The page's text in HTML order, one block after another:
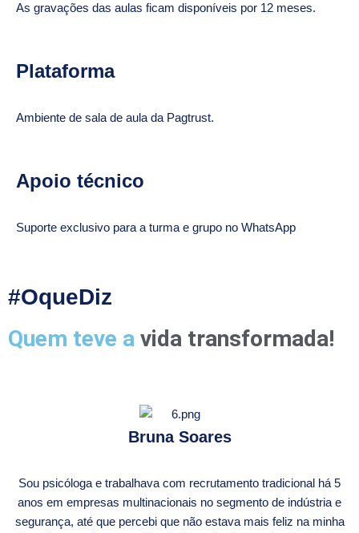
As gravações das aulas ficam disponíveis por 12 meses.
Plataforma
Ambiente de sala de aula da Pagtrust.
Apoio técnico
Suporte exclusivo para a turma e grupo no WhatsApp
#OqueDiz
Quem teve a vida transformada!
Bruna Soares
Sou psicóloga e trabalhava com recrutamento tradicional há 5
anos em empresas multinacionais no segmento de indústria e
segurança, até que percebi que não estava mais feliz na minha